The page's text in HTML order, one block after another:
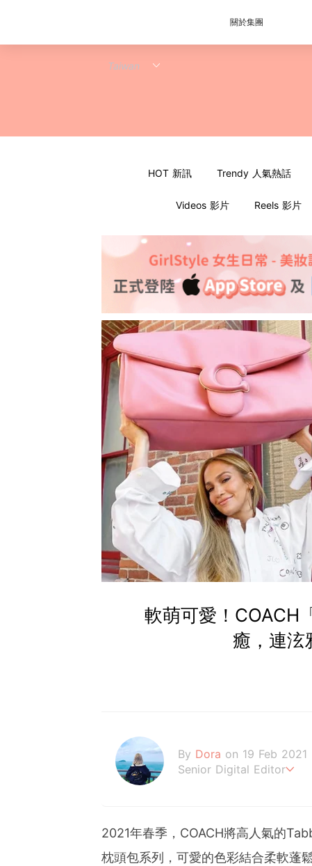
關於集團
HOT 新訊 Trendy 人氣熱話
Videos 影片 Reels 影片
軟萌可愛！COACH
癒，連
By Dora on 19 Feb 2021
Senior Digital Editor
2021年春季，COACH將高人氣的
枕頭包系列，可愛的色彩結合柔軟蓬